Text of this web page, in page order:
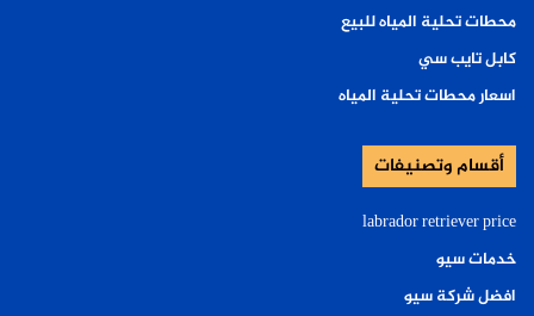
محطات تحلية المياه للبيع
كابل تايب سي
اسعار محطات تحلية المياه
أقسام وتصنيفات
labrador retriever price
خدمات سيو
افضل شركة سيو